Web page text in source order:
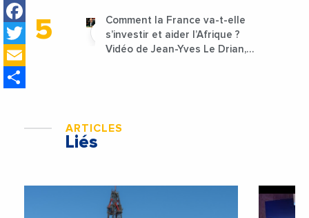
Facebook
Twitter
Comment la France va-t-elle
s’investir et aider l’Afrique ?
Vidéo de Jean-Yves Le Drian,
ARTICLES
Liés